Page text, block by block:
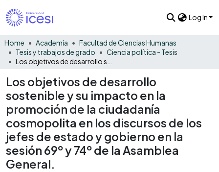
Log In
Home Academia
Facultad de Ciencias Humanas
Tesis y trabajos de grado
Ciencia política - Tesis
Los objetivos de desarrollo
sostenible y su impacto en la
promoción de la ciudadanía
cosmopolita en los discursos de los
jefes de estado y gobierno en la
sesión 69º y 74º de la Asamblea
General.